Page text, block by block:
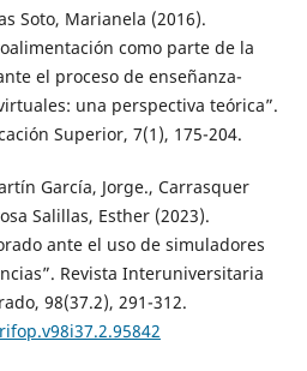
Soto, Marianela (2016).
como parte de la
el proceso de enseñanza-
una perspectiva teórica”.
Superior, 7(1), 175-204.
García, Jorge., Carrasquer
Salillas, Esther (2023).
ante el uso de simuladores
Revista Interuniversitaria
98(37.2), 291-312.